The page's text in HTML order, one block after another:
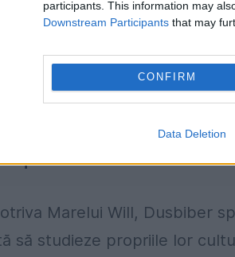
participants. This information may
Downstream Participants that may
CONFIRM
Data Deletion
și alternative la Shakespeare:
din Africa, care include
să nu predai traducerile
Sud sau Sud-Estul Asiei
provin din aceste zone...”
Marelui Will, Dusbiber
să studieze propriile lor